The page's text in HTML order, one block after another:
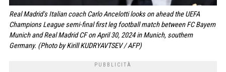
Real Madrid's Italian coach Carlo Ancelotti looks on ahead the UEFA
Champions League semi-final first leg football match between FC Bayern
Munich and Real Madrid CF on April 30, 2024 in Munich, southern
Germany. (Photo by Kirill KUDRYAVTSEV / AFP)